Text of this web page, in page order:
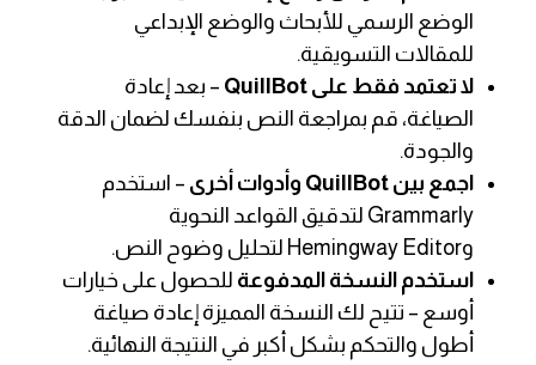
الوضع الرسمي للأبحاث والوضع الإبداعي
للمقالات التسويقية.
لا تعتمد فقط على QuillBot
– بعد إعادة
الصياغة، قم بمراجعة النص بنفسك لضمان الدقة
والجودة.
اجمع بين QuillBot وأدوات أخرى
– استخدم
Grammarly لتدقيق القواعد النحوية
وHemingway Editor لتحليل وضوح النص.
استخدم النسخة المدفوعة للحصول على خيارات
أوسع – تتيح لك النسخة المميزة إعادة صياغة
أطول والتحكم بشكل أكبر في النتيجة النهائية.